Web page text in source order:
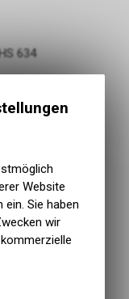
634
und den urbanen
aus
sehr guten
Website
Sie haben
wir